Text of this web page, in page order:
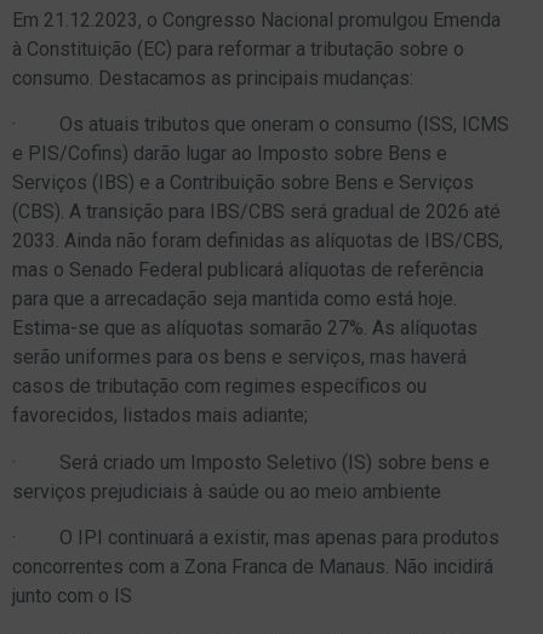
Em 21.12.2023, o Congresso Nacional promulgou Emenda
à Constituição (EC) para reformar a tributação sobre o
consumo. Destacamos as principais mudanças:
· Os atuais tributos que oneram o consumo (ISS, ICMS
e PIS/Cofins) darão lugar ao Imposto sobre Bens e
Serviços (IBS) e a Contribuição sobre Bens e Serviços
(CBS). A transição para IBS/CBS será gradual de 2026 até
2033. Ainda não foram definidas as alíquotas de IBS/CBS,
mas o Senado Federal publicará alíquotas de referência
para que a arrecadação seja mantida como está hoje.
Estima-se que as alíquotas somarão 27%. As alíquotas
serão uniformes para os bens e serviços, mas haverá
casos de tributação com regimes específicos ou
favorecidos, listados mais adiante;
· Será criado um Imposto Seletivo (IS) sobre bens e
serviços prejudiciais à saúde ou ao meio ambiente
· O IPI continuará a existir, mas apenas para produtos
concorrentes com a Zona Franca de Manaus. Não incidirá
junto com o IS